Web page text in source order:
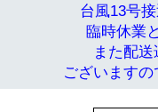
台風13号
臨時休業
また配
ございますの